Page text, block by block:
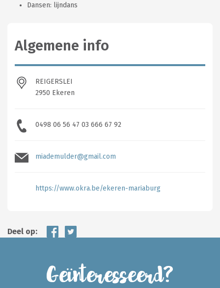
Dansen: lijndans
Algemene info
REIGERSLEI
2950 Ekeren
0498 06 56 47 03 666 67 92
miademulder@gmail.com
https://www.okra.be/ekeren-mariaburg
Deel op:
Geïnteresseerd?